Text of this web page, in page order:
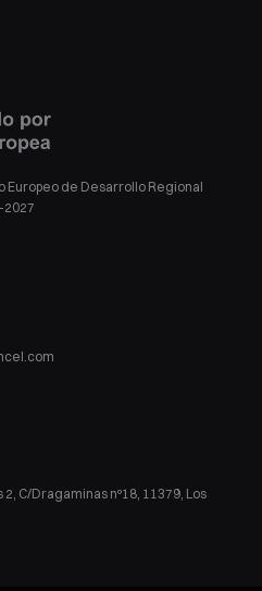
Europeo de Desarrollo Regional
2027
C/Dragaminas nº18, 11379, Los